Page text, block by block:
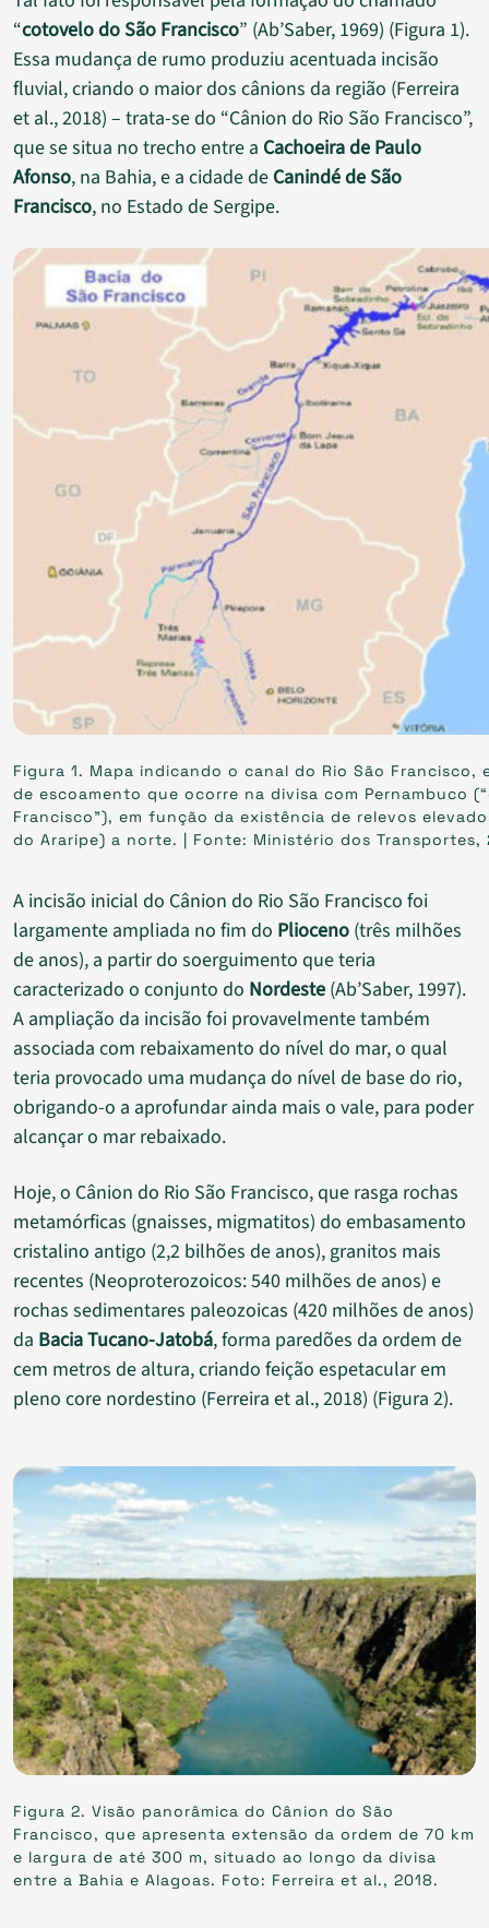
“cotovelo do São Francisco” (Ab’Saber, 1969) (Figura 1).
Essa mudança de rumo produziu acentuada incisão
fluvial, criando o maior dos cânions da região (Ferreira
et al., 2018) – trata-se do “Cânion do Rio São Francisco”,
que se situa no trecho entre a Cachoeira de Paulo
Afonso, na Bahia, e a cidade de Canindé de São
Francisco, no Estado de Sergipe.
Figura 1. Mapa indicando o canal do Rio São Francisco,
de escoamento que ocorre na divisa com Pernambuco
Francisco”), em função da existência de relevos
do Araripe) a norte. | Fonte: Ministério dos Transportes,
A incisão inicial do Cânion do Rio São Francisco foi
largamente ampliada no fim do Plioceno (três milhões
de anos), a partir do soerguimento que teria
caracterizado o conjunto do Nordeste (Ab’Saber, 1997).
A ampliação da incisão foi provavelmente também
associada com rebaixamento do nível do mar, o qual
teria provocado uma mudança do nível de base do rio,
obrigando-o a aprofundar ainda mais o vale, para poder
alcançar o mar rebaixado.
Hoje, o Cânion do Rio São Francisco, que rasga rochas
metamórficas (gnaisses, migmatitos) do embasamento
cristalino antigo (2,2 bilhões de anos), granitos mais
recentes (Neoproterozoicos: 540 milhões de anos) e
rochas sedimentares paleozoicas (420 milhões de anos)
da Bacia Tucano-Jatobá, forma paredões da ordem de
cem metros de altura, criando feição espetacular em
pleno core nordestino (Ferreira et al., 2018) (Figura 2).
Figura 2. Visão panorâmica do Cânion do São
Francisco, que apresenta extensão da ordem de 70 km
e largura de até 300 m, situado ao longo da divisa
entre a Bahia e Alagoas. Foto: Ferreira et al., 2018.